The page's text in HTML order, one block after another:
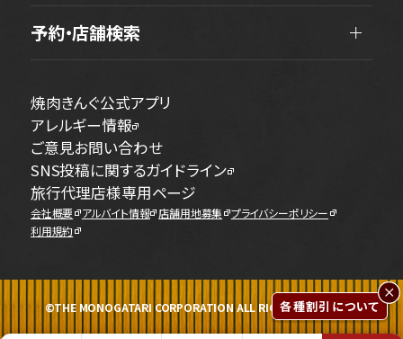
各種割引について
予約・店舗検索
焼肉きんぐ公式アプリ
アレルギー情報
ご意見お問い合わせ
SNS投稿に関するガイドライン
旅行代理店様専用ページ
会社概要 アルバイト情報 店舗用地募集
プライバシーポリシー
利用規約
©THE MONOGATARI CORPORATION ALL RIGHTS RESERVED.